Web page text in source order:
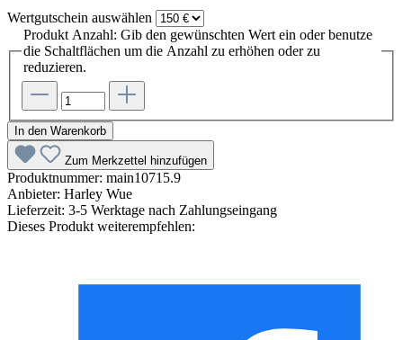
Wertgutschein auswählen
Produkt Anzahl: Gib den gewünschten Wert ein oder benutze
die Schaltflächen um die Anzahl zu erhöhen oder zu
reduzieren.
In den Warenkorb
Zum Merkzettel hinzufügen
Produktnummer: main10715.9
Anbieter: Harley Wue
Lieferzeit: 3-5 Werktage nach Zahlungseingang
Dieses Produkt weiterempfehlen: